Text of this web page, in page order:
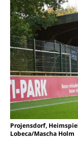
Projensdorf,
Lobeca/Mascha Holm